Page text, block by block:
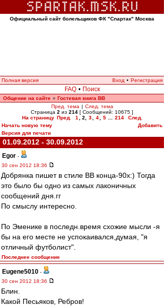
Официальный сайт болельщиков ФК "Спартак" Москва
Полная версия Вход • Регистрация
FAQ • Поиск
Общение на сайте » Гостевая книга ВВ
Пред. тема | След. тема
Страница 2 из 214 [ Сообщений: 10675 ]
На страницу Пред. 1 2 3 4 5 214
След.
Начать новую тему
Добавить
Версия для печати
01.09.2012 - 30.09.2012
Egor -
30 сен 2012 18:36
Добрянка пишет в стиле ВВ конца-90х:) Тогда
это было бы одно из самых лаконичных
сообщений дня.гг
По смыслу интересно.
По Эменике в последн.время схожие мысли -я
бы на его месте не успокаивался,думая, "я
отличный футболист".
Последнее сообщение
Eugene5010 -
30 сен 2012 18:36
Блин.
Какой Песьяков, Ребров!